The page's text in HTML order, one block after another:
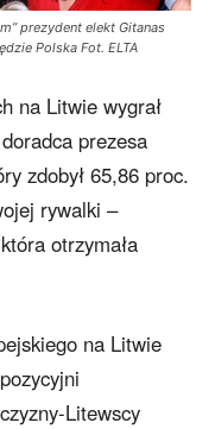
prezydent elekt Gitanas
Polska Fot. ELTA
na Litwie wygrał
prezesa
zdobył 65,86 proc.
rywalki –
otrzymała
na Litwie
Litewscy